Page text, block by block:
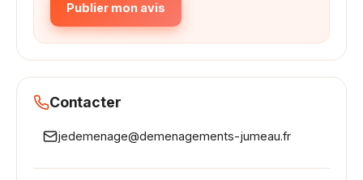
Publier mon avis
Contacter
jedemenage@demenagements-jumeau.fr